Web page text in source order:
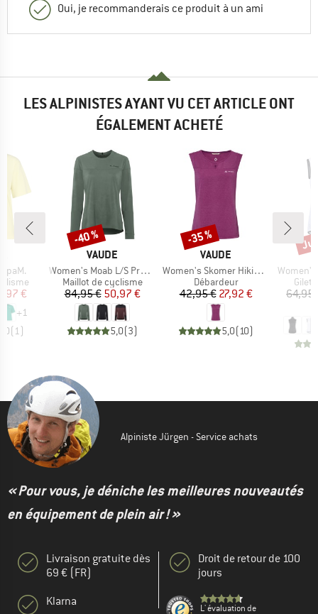
Oui, je recommanderais ce produit à un ami
LES ALPINISTES AYANT VU CET ARTICLE ONT
ÉGALEMENT ACHETÉ
réduit
€
+1
(1)
MARQUE
VAUDE
Article
Women's Moab L/S Pro Shirt
Product group
Maillot de cyclisme
Prix
84,95 €Prix réduit
50,97 €
5,0(3)
Remise
-40 %
MARQUE
VAUDE
Article
Women's Skomer Hiking Top
Product group
Débardeur
Prix
42,95 €Prix réduit
27,92 €
5,0(10)
Remise
-35 %
Article
Gilet
64,95
Alpiniste Jürgen - Service achats
« Pour vous, je déniche les meilleures nouveautés
en équipement de plein air ! »
Livraison gratuite dès
69 € (FR)
Klarna
Droit de retour de 100
jours
L' évaluation de